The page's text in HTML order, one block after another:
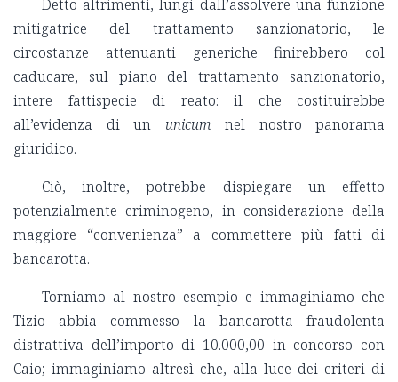
Detto altrimenti, lungi dall’assolvere una funzione
mitigatrice del trattamento sanzionatorio, le
circostanze attenuanti generiche finirebbero col
caducare, sul piano del trattamento sanzionatorio,
intere fattispecie di reato: il che costituirebbe
all’evidenza di un unicum nel nostro panorama
giuridico.
Ciò, inoltre, potrebbe dispiegare un effetto
potenzialmente criminogeno, in considerazione della
maggiore “convenienza” a commettere più fatti di
bancarotta.
Torniamo al nostro esempio e immaginiamo che
Tizio abbia commesso la bancarotta fraudolenta
distrattiva dell’importo di 10.000,00 in concorso con
Caio; immaginiamo altresì che, alla luce dei criteri di